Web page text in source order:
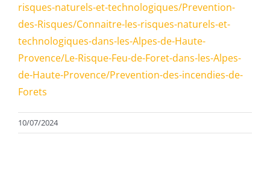
risques-naturels-et-technologiques/Prevention-
des-Risques/Connaitre-les-risques-naturels-et-
technologiques-dans-les-Alpes-de-Haute-
Provence/Le-Risque-Feu-de-Foret-dans-les-Alpes-
de-Haute-Provence/Prevention-des-incendies-de-
Forets
10/07/2024